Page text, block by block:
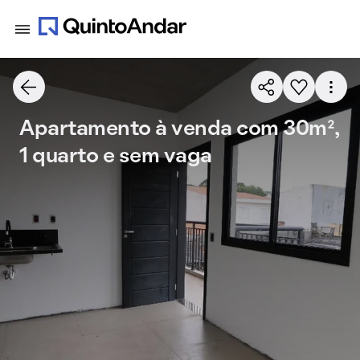
Apartamento à venda com 30m²,
1 quarto e sem vaga